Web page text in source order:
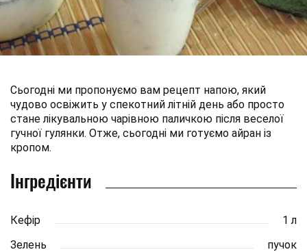
Сьогодні ми пропонуємо вам рецепт напою, який
чудово освіжить у спекотний літній день або просто
стане лікувальною чарівною паличкою після веселої
гучної гулянки. Отже, сьогодні ми готуємо айран із
кропом.
Інгредієнти
Кефір
1 л
Зелень
пучок